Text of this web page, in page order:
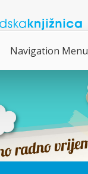
Navigation Menu